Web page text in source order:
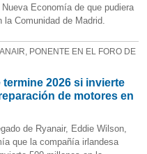
Economía de que pudiera
Comunidad de Madrid.
PONENTE EN EL FORO DE
2026 si invierte
de motores en
de Ryanair, Eddie Wilson,
que la compañía irlandesa